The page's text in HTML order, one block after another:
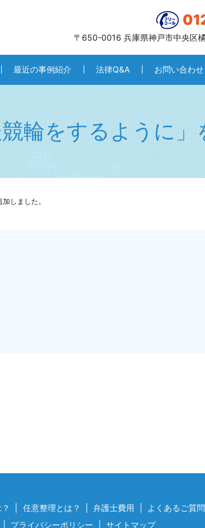
〒650-0016 兵庫県神戸市中央区
最近の事例紹介 法律Q&A お問い合わせ
輪をするように
しました。
任意整理とは？ 弁護士費用 よくあるご質問
プライバシーポリシー サイトマップ